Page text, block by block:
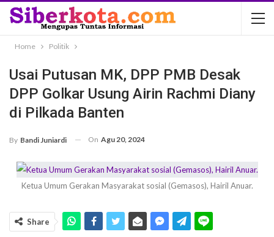
Home Politik
Usai Putusan MK, DPP PMB Desak
DPP Golkar Usung Airin Rachmi Diany
di Pilkada Banten
By Bandi Juniardi On Agu 20, 2024
Ketua Umum Gerakan Masyarakat sosial (Gemasos), Hairil Anuar.
Share